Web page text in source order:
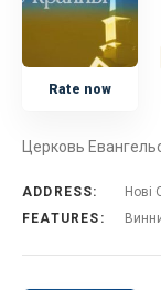
Rate now
Церковь
ADDRESS:
Нові
FEATURES: